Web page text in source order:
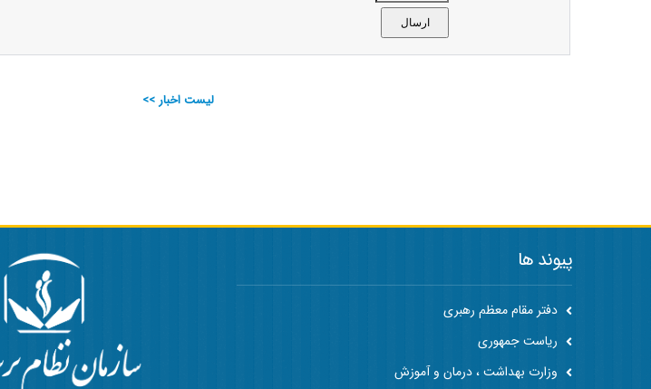
لیست اخبار >>
پیوند ها
دفتر مقام معظم رهبری
ریاست جمهوری
وزارت بهداشت ، درمان و آموزش